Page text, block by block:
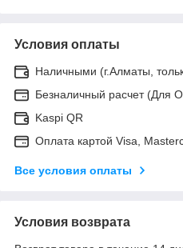
Условия оплаты
Наличными (г.Алматы,
Безналичный расчет (Для
Kaspi QR
Оплата картой Visa,
Все условия оплаты
Условия возврата